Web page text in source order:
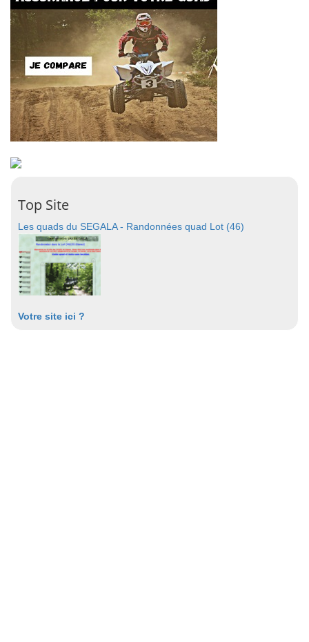
Top Site
Les quads du SEGALA - Randonnées quad Lot (46)
Votre site ici ?